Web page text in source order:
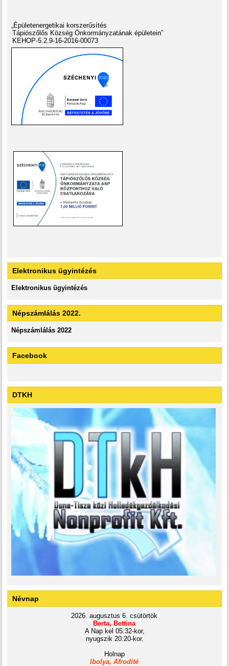
„Épületenergetikai korszerűsítés
Tápiószőlős Község Önkormányzatának épületein”
KEHOP-5.2.9-16-2016-00073
Elektronikus ügyintézés
Elektronikus ügyintézés
Népszámlálás 2022.
Népszámlálás 2022
Facebook
DTKH
Névnap
2026. augusztus 6. csütörtök
Berta, Bettina
A Nap kel 05:32-kor,
nyugszik 20:20-kor.
Holnap
Ibolya, Afrodité